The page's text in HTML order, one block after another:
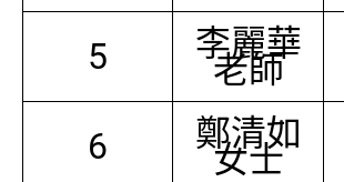
5 李麗華
老師
6 鄭清如
女士